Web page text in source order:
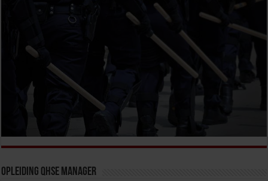
Opleiding QHSE Manager